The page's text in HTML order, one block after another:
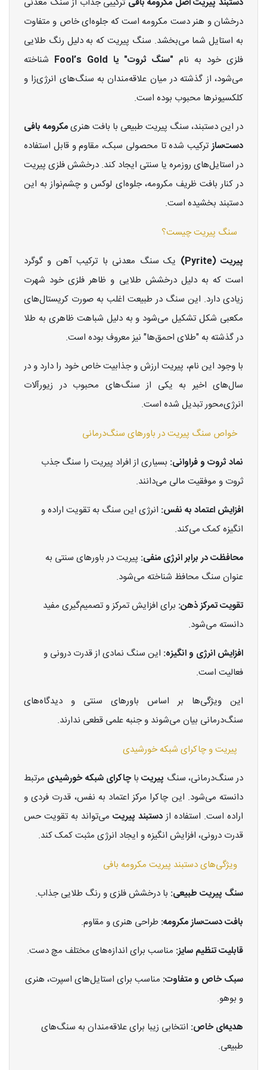
درخشان و هنر دست مکرومه است که جلوه‌ای خاص و متفاوت
به استایل شما می‌بخشد. سنگ پیریت که به دلیل رنگ طلایی
فلزی خود به نام "سنگ ثروت" یا Fool’s Gold
شناخته
می‌شود، از گذشته در میان علاقه‌مندان به سنگ‌های انرژی‌زا و
کلکسیونرها محبوب بوده است.
در این دستبند، سنگ پیریت طبیعی با بافت هنریمکرومه بافی
دست‌سازترکیب شده تا محصولی سبک، مقاوم و قابل استفاده
در استایل‌های روزمره یا سنتی ایجاد کند. درخشش فلزی پیریت
در کنار بافت ظریف مکرومه، جلوه‌ای لوکس و چشم‌نواز به این
دستبند بخشیده است.
سنگ پیریت چیست؟
پیریت (Pyrite)
یک سنگ معدنی با ترکیب آهن و گوگرد
است که به دلیل درخشش طلایی و ظاهر فلزی خود شهرت
زیادی دارد. این سنگ در طبیعت اغلب به صورت کریستال‌های
مکعبی شکل تشکیل می‌شود و به دلیل شباهت ظاهری به طلا
در گذشته به "طلای احمق‌ها" نیز معروف بوده است.
با وجود این نام، پیریت ارزش و جذابیت خاص خود را دارد و در
سال‌های اخیر به یکی از سنگ‌های محبوب در زیورآلات
انرژی‌محور تبدیل شده است.
خواص سنگ پیریت در باورهای سنگ‌درمانی
نماد ثروت و فراوانی: بسیاری از افراد پیریت را سنگ جذب
ثروت و موفقیت مالی می‌دانند.
افزایش اعتماد به نفس: انرژی این سنگ به تقویت اراده و
انگیزه کمک می‌کند.
محافظت در برابر انرژی منفی: پیریت در باورهای سنتی به
عنوان سنگ محافظ شناخته می‌شود.
تقویت تمرکز ذهن: برای افزایش تمرکز و تصمیم‌گیری مفید
دانسته می‌شود.
افزایش انرژی و انگیزه: این سنگ نمادی از قدرت درونی و
فعالیت است.
این ویژگی‌ها بر اساس باورهای سنتی و دیدگاه‌های
سنگ‌درمانی بیان می‌شوند و جنبه علمی قطعی ندارند.
پیریت و چاکرای شبکه خورشیدی
در سنگ‌درمانی، سنگ پیریتباچاکرای شبکه خورشیدی مرتبط
دانسته می‌شود. این چاکرا مرکز اعتماد به نفس، قدرت فردی و
اراده است. استفاده ازدستبند پیریت می‌تواند به تقویت حس
قدرت درونی، افزایش انگیزه و ایجاد انرژی مثبت کمک کند.
ویژگی‌های دستبند پیریت مکرومه بافی
سنگ پیریت طبیعی: با درخشش فلزی و رنگ طلایی جذاب.
بافت دست‌ساز مکرومه: طراحی هنری و مقاوم.
قابلیت تنظیم سایز: مناسب برای اندازه‌های مختلف مچ دست.
سبک خاص و متفاوت: مناسب برای استایل‌های اسپرت، هنری
و بوهو.
هدیه‌ای خاص: انتخابی زیبا برای علاقه‌مندان به سنگ‌های
طبیعی.